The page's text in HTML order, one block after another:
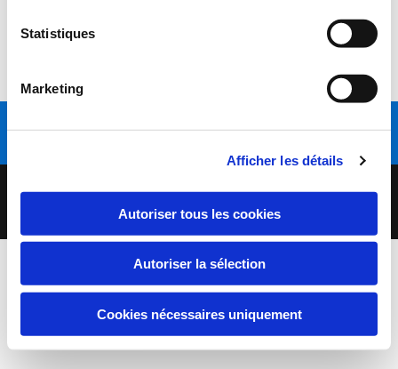
Statistiques
Marketing
Afficher les détails
Autoriser tous les cookies
Autoriser la sélection
Cookies nécessaires uniquement
Appelez-nous
Copyright 2020 | Commune de Préty | Tous droits réservés |
Mentions légales